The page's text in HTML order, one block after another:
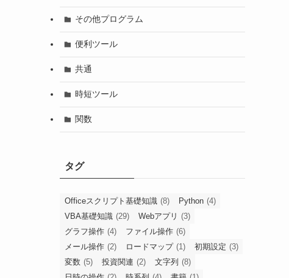
その他プログラム
便利ツール
共通
時短ツール
関数
タグ
Officeスクリプト基礎知識 (8) Python (4)
VBA基礎知識 (29) Webアプリ (3)
グラフ操作 (4) ファイル操作 (6)
メール操作 (2) ロードマップ (1) 初期設定 (3)
変数 (5) 投資関連 (2) 文字列 (8)